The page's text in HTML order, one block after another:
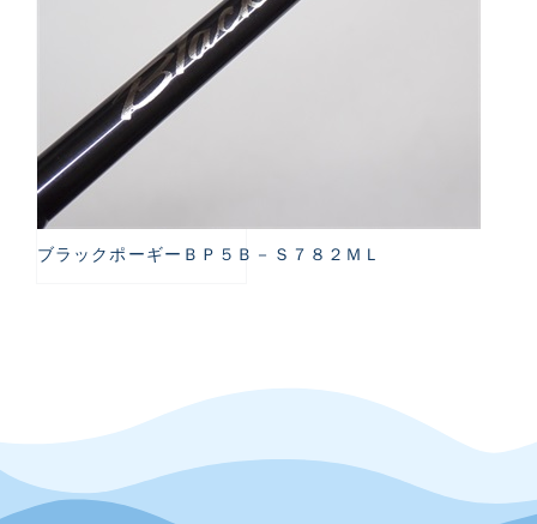
ブラックポーギーＢＰ５Ｂ－Ｓ７８２ＭＬ